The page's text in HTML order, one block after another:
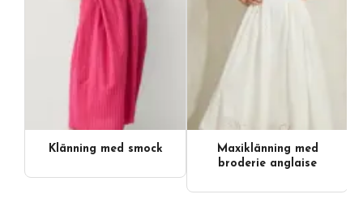
Klänning med smock
Maxiklänning med
broderie anglaise